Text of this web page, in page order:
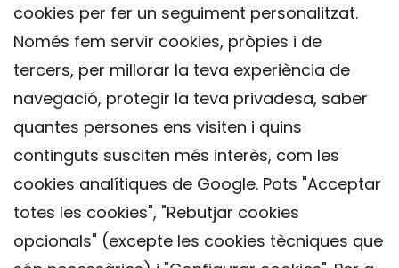
cookies per fer un seguiment personalitzat.
Només fem servir cookies, pròpies i de
tercers, per millorar la teva experiència de
navegació, protegir la teva privadesa, saber
quantes persones ens visiten i quins
continguts susciten més interès, com les
cookies analítiques de Google. Pots "Acceptar
totes les cookies", "Rebutjar cookies
opcionals" (excepte les cookies tècniques que
Contacte